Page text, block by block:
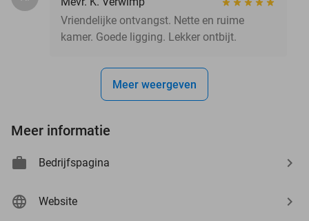
Vriendelijke ontvangst. Nette en ruime
kamer. Goede ligging. Lekker ontbijt.
Meer weergeven
Meer informatie
Bedrijfspagina
Website